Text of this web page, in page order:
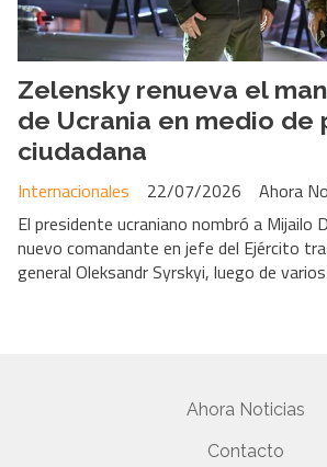
Zelensky renueva el
de Ucrania en medio de
ciudadana
Ahora
Internacionales
22/07/2026
El presidente ucraniano nombró a Mijailo
nuevo comandante en jefe del Ejército
general Oleksandr Syrskyi, luego de
Ahora Noticias
Contacto